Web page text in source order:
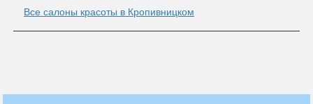
Все салоны красоты в Кропивницком